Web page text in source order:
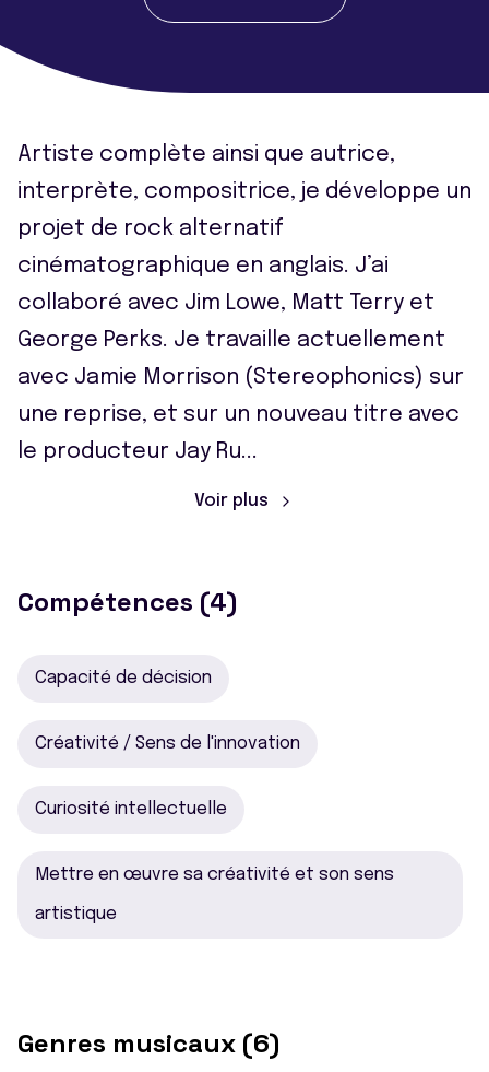
Artiste complète ainsi que autrice,
interprète, compositrice, je développe un
projet de rock alternatif
cinématographique en anglais. J’ai
collaboré avec Jim Lowe, Matt Terry et
George Perks. Je travaille actuellement
avec Jamie Morrison (Stereophonics) sur
une reprise, et sur un nouveau titre avec
le producteur Jay Ru...
Voir plus
Compétences (4)
Capacité de décision
Créativité / Sens de l'innovation
Curiosité intellectuelle
Mettre en œuvre sa créativité et son sens
artistique
Genres musicaux (6)